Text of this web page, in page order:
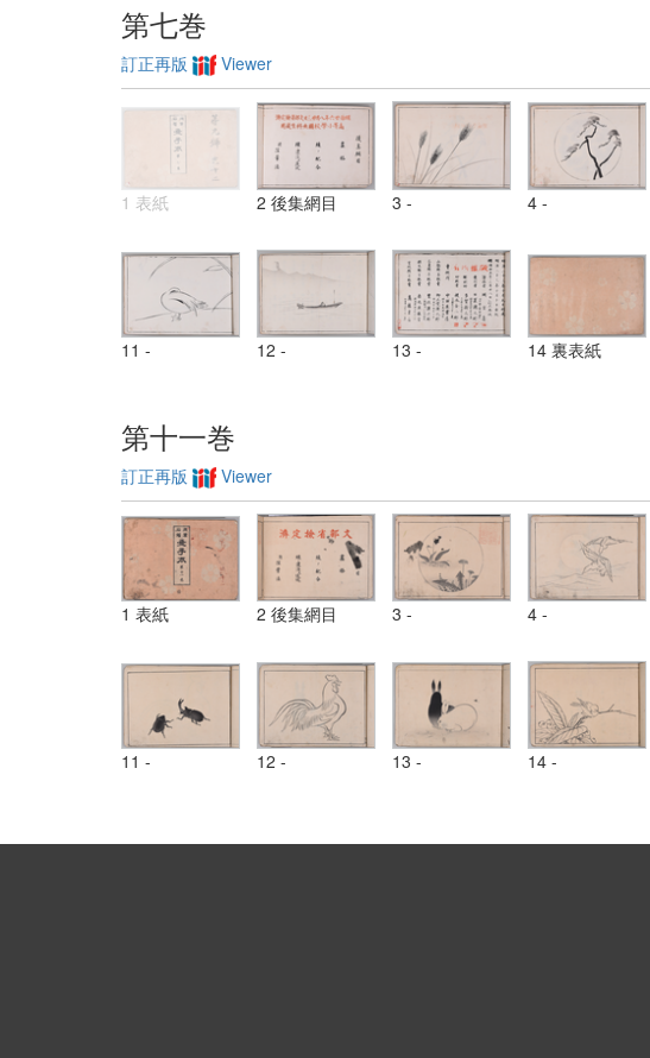
第七巻
訂正再版 Viewer
1 表紙 2 後集網目 3 - 4 -
11 - 12 - 13 - 14 裏表紙
第十一巻
訂正再版 Viewer
1 表紙 2 後集網目 3 - 4 -
11 - 12 - 13 - 14 -